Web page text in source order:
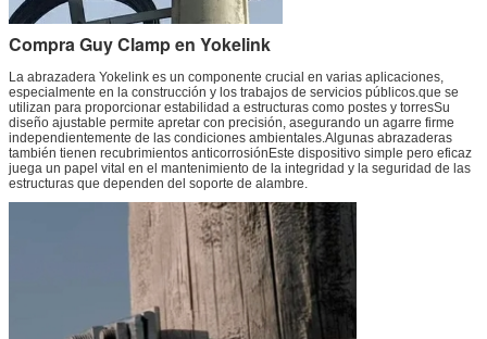
Compra Guy Clamp en Yokelink
La abrazadera Yokelink es un componente crucial en varias aplicaciones,
especialmente en la construcción y los trabajos de servicios públicos.que se
utilizan para proporcionar estabilidad a estructuras como postes y torresSu
diseño ajustable permite apretar con precisión, asegurando un agarre firme
independientemente de las condiciones ambientales.Algunas abrazaderas
también tienen recubrimientos anticorrosiónEste dispositivo simple pero eficaz
juega un papel vital en el mantenimiento de la integridad y la seguridad de las
estructuras que dependen del soporte de alambre.